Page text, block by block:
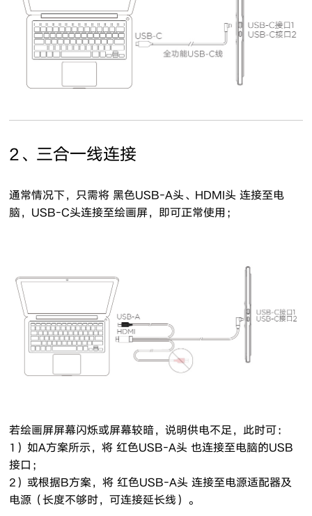
2、三合一线连接
通常情况下，只需将 黑色USB-A头、HDMI头 连接至电
脑，USB-C头连接至绘画屏，即可正常使用；
若绘画屏屏幕闪烁或屏幕较暗，说明供电不足，此时可：
1）如A方案所示，将 红色USB-A头 也连接至电脑的USB
接口；
2）或根据B方案，将 红色USB-A头 连接至电源适配器及
电源（长度不够时，可连接延长线）。